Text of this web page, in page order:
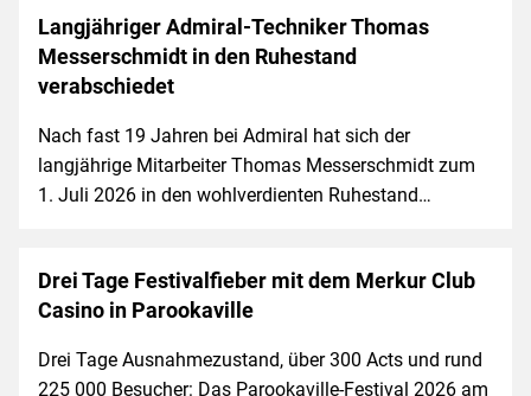
Langjähriger Admiral-Techniker Thomas
Messerschmidt in den Ruhestand
verabschiedet
Nach fast 19 Jahren bei Admiral hat sich der
langjährige Mitarbeiter Thomas Messerschmidt zum
1. Juli 2026 in den wohlverdienten Ruhestand…
Drei Tage Festivalfieber mit dem Merkur Club
Casino in Parookaville
Drei Tage Ausnahmezustand, über 300 Acts und rund
225 000 Besucher: Das Parookaville-Festival 2026 am